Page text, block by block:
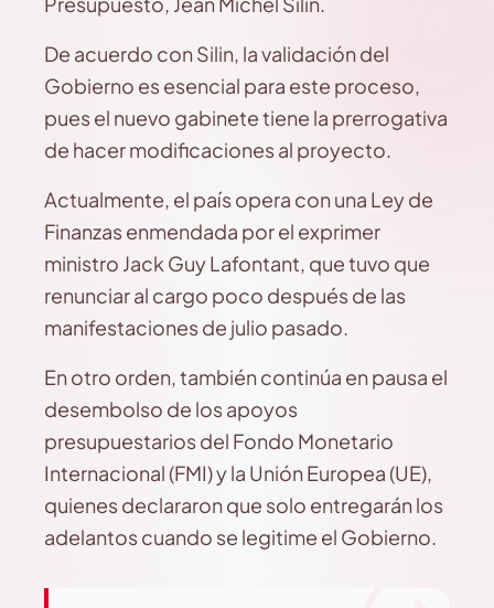
De acuerdo con Silin, la validación del
Gobierno es esencial para este proceso,
pues el nuevo gabinete tiene la prerrogativa
de hacer modificaciones al proyecto.
Actualmente, el país opera con una Ley de
Finanzas enmendada por el exprimer
ministro Jack Guy Lafontant, que tuvo que
renunciar al cargo poco después de las
manifestaciones de julio pasado.
En otro orden, también continúa en pausa el
desembolso de los apoyos
presupuestarios del Fondo Monetario
Internacional (FMI) y la Unión Europea (UE),
quienes declararon que solo entregarán los
adelantos cuando se legitime el Gobierno.